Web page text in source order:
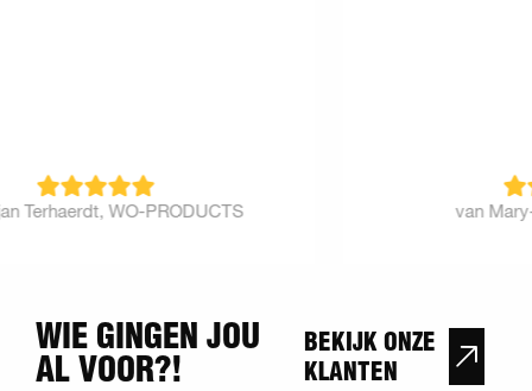
van Mary-Jo, Petite Amélie
WIE GINGEN JOU
AL VOOR?!
BEKIJK ONZE
KLANTEN